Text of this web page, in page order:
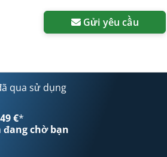
Gửi yêu cầu
qua sử dụng
€*
đang chờ bạn